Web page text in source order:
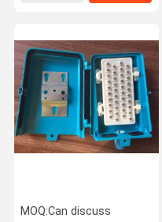
เฟรมหลักของ MDF
บล็อกผู้ใช้ปลายทาง
แผง Patch Rack Mount
แจ็คสโตน RJ45
ปลั๊กอินเครือข่ายสายเคเบิล
MOQ:Can discuss